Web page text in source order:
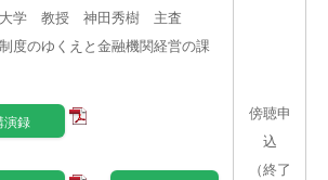
大学 教授 神田秀樹 主査
制度のゆくえと金融機関経営の課
演録
傍聴申
込
（終了